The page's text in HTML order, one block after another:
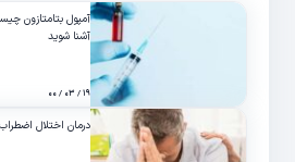
آمپول بتامتازون
آشنا شوید
۱۹ / ۰۳ / ۰۰
درمان اختلال اضطراب